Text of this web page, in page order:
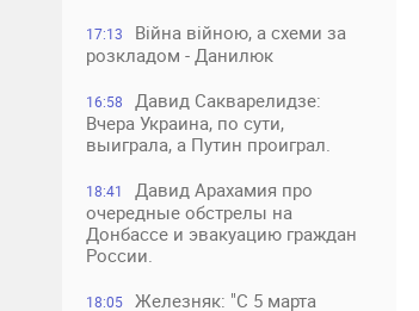
17:13
Війна війною, а схеми за
розкладом - Данилюк
16:58
Давид Сакварелидзе:
Вчера Украина, по сути,
выиграла, а Путин проиграл.
18:41
Давид Арахамия про
очередные обстрелы на
Донбассе и эвакуацию граждан
России.
18:05
Железняк: "С 5 марта